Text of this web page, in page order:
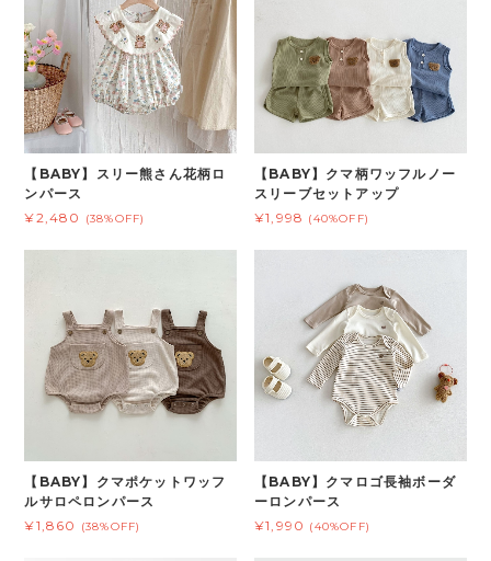
【BABY】スリー熊さん花柄ロ
ンパース
¥2,480
(38%OFF)
【BABY】クマ柄ワッフルノー
スリーブセットアップ
¥1,998 (40%OFF)
【BABY】クマポケットワッフ
ルサロペロンパース
¥1,860
(38%OFF)
【BABY】クマロゴ長袖ボーダ
ーロンパース
¥1,990 (40%OFF)